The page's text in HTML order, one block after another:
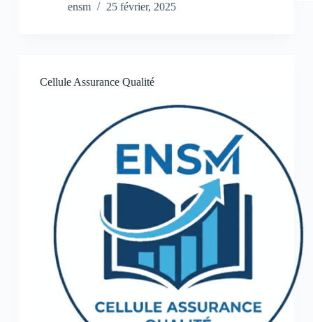
ensm 25 février, 2025
Cellule Assurance Qualité